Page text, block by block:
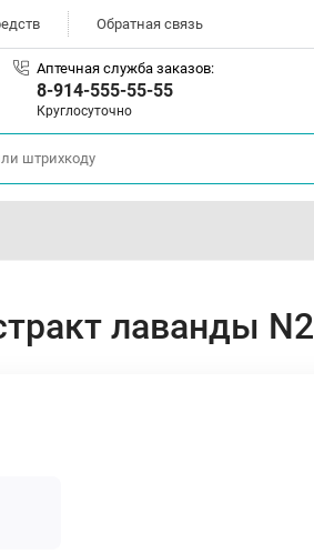
Обратная связь
Аптечная служба заказов:
8-914-555-55-55
Круглосуточно
лаванды N2